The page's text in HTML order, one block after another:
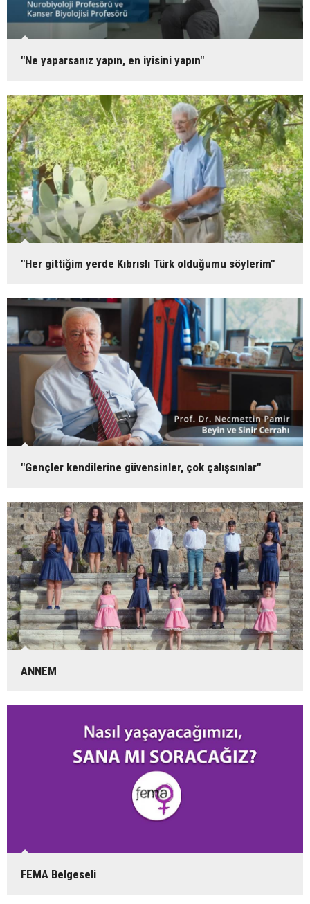
"Ne yaparsanız yapın, en iyisini yapın"
"Her gittiğim yerde Kıbrıslı Türk olduğumu söylerim"
"Gençler kendilerine güvensinler, çok çalışsınlar"
ANNEM
FEMA Belgeseli